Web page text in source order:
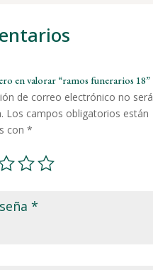
en valorar “ramos funerarios 18”
de correo electrónico no será
Los campos obligatorios están
con *